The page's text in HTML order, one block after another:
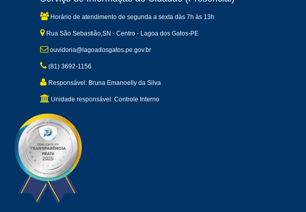
Horário de atendimento de segunda a sexta dàs 7h às 13h
Rua São Sebastião,SN - Centro - Lagoa dos Gatos-PE
ouvidoria@lagoadosgatos.pe.gov.br
(81) 3692-1156
Responsável: Bruna Emanoelly da Silva
Unidade responsável: Controle Interno